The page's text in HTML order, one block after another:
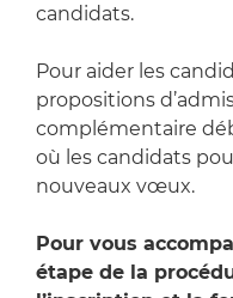
candidats.
Pour aider les
propositions
complémentaire
où les candidats
nouveaux vœux.
Pour vous
étape de la